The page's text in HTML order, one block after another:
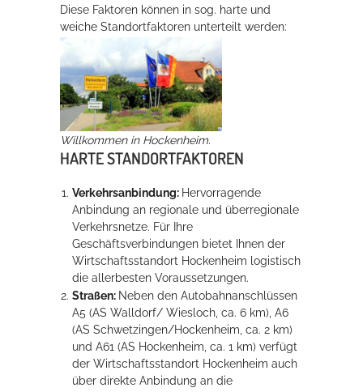
Wirtschaft
Rathaus
Service
Die Stadthalle Hockenheim bietet den perfekten Standort für Events
Diese Faktoren können in sog. harte und
weiche Standortfaktoren unterteilt werden:
Willkommen in Hockenheim.
HARTE STANDORTFAKTOREN
Verkehrsanbindung: Hervorragende
Anbindung an regionale und überregionale
Verkehrsnetze. Für Ihre
Geschäftsverbindungen bietet Ihnen der
Wirtschaftsstandort Hockenheim logistisch
die allerbesten Voraussetzungen.
Straßen: Neben den Autobahnanschlüssen
A5 (AS Walldorf/ Wiesloch, ca. 6 km), A6
(AS Schwetzingen/Hockenheim, ca. 2 km)
und A61 (AS Hockenheim, ca. 1 km) verfügt
der Wirtschaftsstandort Hockenheim auch
über direkte Anbindung an die